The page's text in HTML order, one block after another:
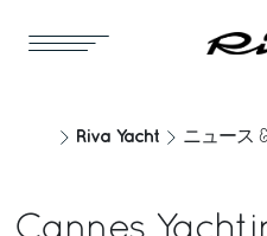
Riva Yacht ニュース